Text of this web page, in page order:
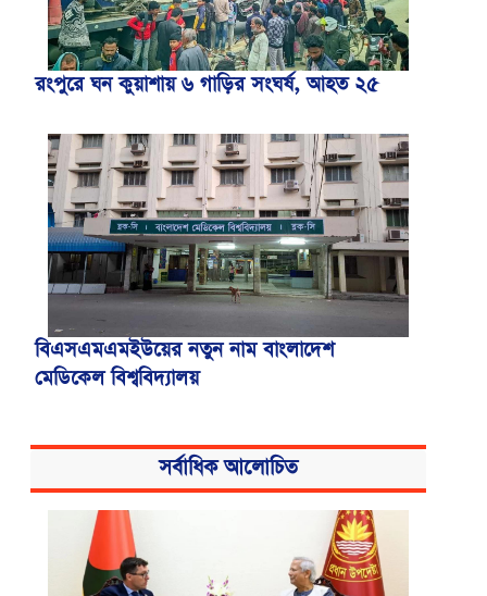
রংপুরে ঘন কুয়াশায় ৬ গাড়ির সংঘর্ষ, আহত ২৫
বিএসএমএমইউয়ের নতুন নাম বাংলাদেশ
মেডিকেল বিশ্ববিদ্যালয়
সর্বাধিক আলোচিত